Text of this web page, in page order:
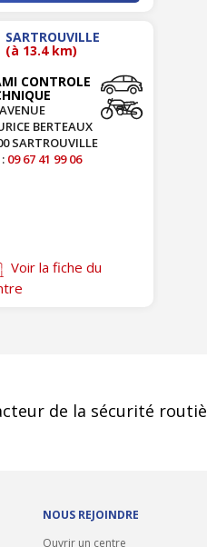
SARTROUVILLE
(à 13.4 km)
CONTROLE
BERTEAUX
SARTROUVILLE
09 67 41 99 06
Voir la fiche du
de la sécurité
NOUS REJOINDRE
Ouvrir un centre